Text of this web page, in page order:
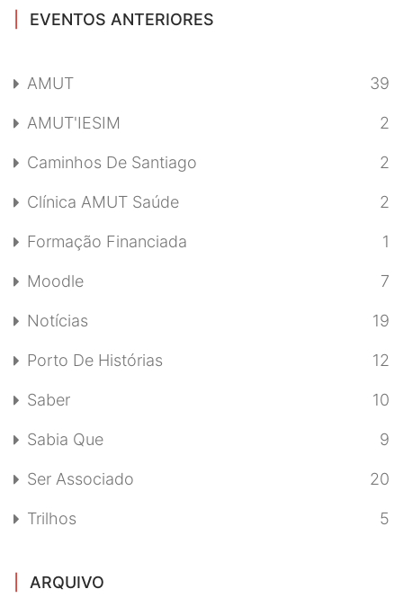
EVENTOS ANTERIORES
AMUT 39
AMUT'IESIM 2
Caminhos De Santiago 2
Clínica AMUT Saúde 2
Formação Financiada 1
Moodle 7
Notícias 19
Porto De Histórias 12
Saber 10
Sabia Que 9
Ser Associado 20
Trilhos 5
ARQUIVO